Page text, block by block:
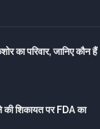
का परिवार, जानिए कौन हैं
शिकायत पर FDA का